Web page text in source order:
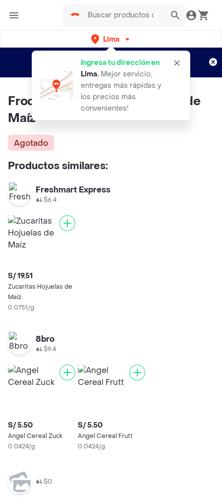
Lima
Ingresa tu dirección en
Lima. Mejor servicio,
entregas más rápidas y
los precios más
convenientes!
envíos gratis por semanas
Aplican TyC
Froot Loops Mescla de Cereal de
Maíz
Agotado
Productos similares:
Freshmart Express
$6.4
S/ 19.51
Zucaritas Hojuelas de
Maíz
0.0751/g
8bro
$9.4
S/ 5.50
Angel Cereal Zuck
0.0424/g
S/ 5.50
Angel Cereal Frutt
0.0424/g
$0